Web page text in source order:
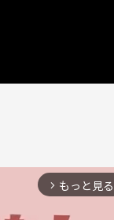
arrow_forward_ios もっと見る